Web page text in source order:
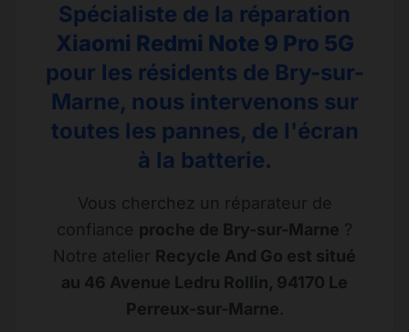
Spécialiste de la réparation
Xiaomi Redmi Note 9 Pro 5G
pour les résidents de Bry-sur-
Marne, nous intervenons sur
toutes les pannes, de l'écran
à la batterie.
Vous cherchez un réparateur de
confiance proche de Bry-sur-Marne ?
Notre atelier Recycle And Go est situé
au 46 Avenue Ledru Rollin, 94170 Le
Perreux-sur-Marne.